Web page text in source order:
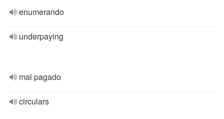
enumerando
underpaying
mal pagado
circulars